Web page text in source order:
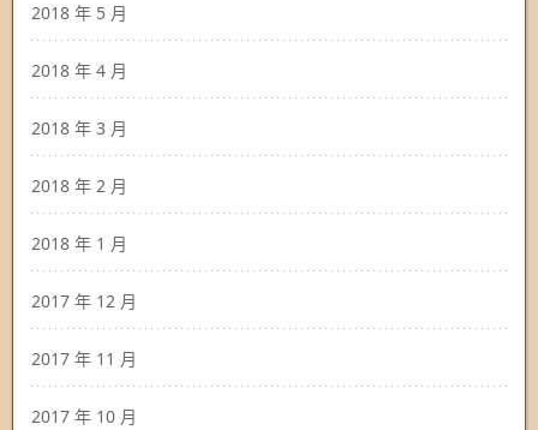
2018 年 5 月
2018 年 4 月
2018 年 3 月
2018 年 2 月
2018 年 1 月
2017 年 12 月
2017 年 11 月
2017 年 10 月